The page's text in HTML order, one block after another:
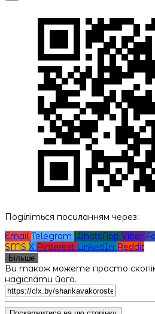
Поділіться посиланням через:
Email Telegram WhatsApp Viber
SMS X Pinterest LinkedIn Reddit
Більше
Ви також можете просто
надіслати його.